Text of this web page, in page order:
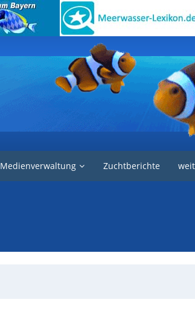
Medienverwaltung Zuchtberichte